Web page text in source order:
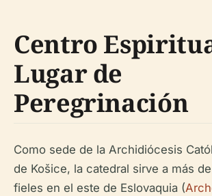
Centro
Lugar de
Peregrinación
Como sede de la Archidiócesis
de Košice, la catedral sirve a más
fieles en el este de Eslovaquia (